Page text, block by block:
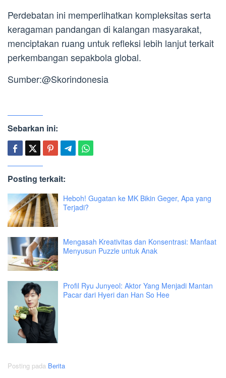
Perdebatan ini memperlihatkan kompleksitas serta
keragaman pandangan di kalangan masyarakat,
menciptakan ruang untuk refleksi lebih lanjut terkait
perkembangan sepakbola global.
Sumber:@Skorindonesia
Sebarkan ini:
Posting terkait:
Heboh! Gugatan ke MK Bikin Geger, Apa yang
Terjadi?
Mengasah Kreativitas dan Konsentrasi: Manfaat
Menyusun Puzzle untuk Anak
Profil Ryu Junyeol: Aktor Yang Menjadi Mantan
Pacar dari Hyeri dan Han So Hee
Posting pada Berita